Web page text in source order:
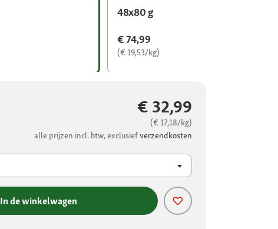
48x80 g
€ 74,99
(€ 19,53/kg)
€ 32,99
(€ 17,18/kg)
alle prijzen incl. btw, exclusiefverzendkosten
In de winkelwagen